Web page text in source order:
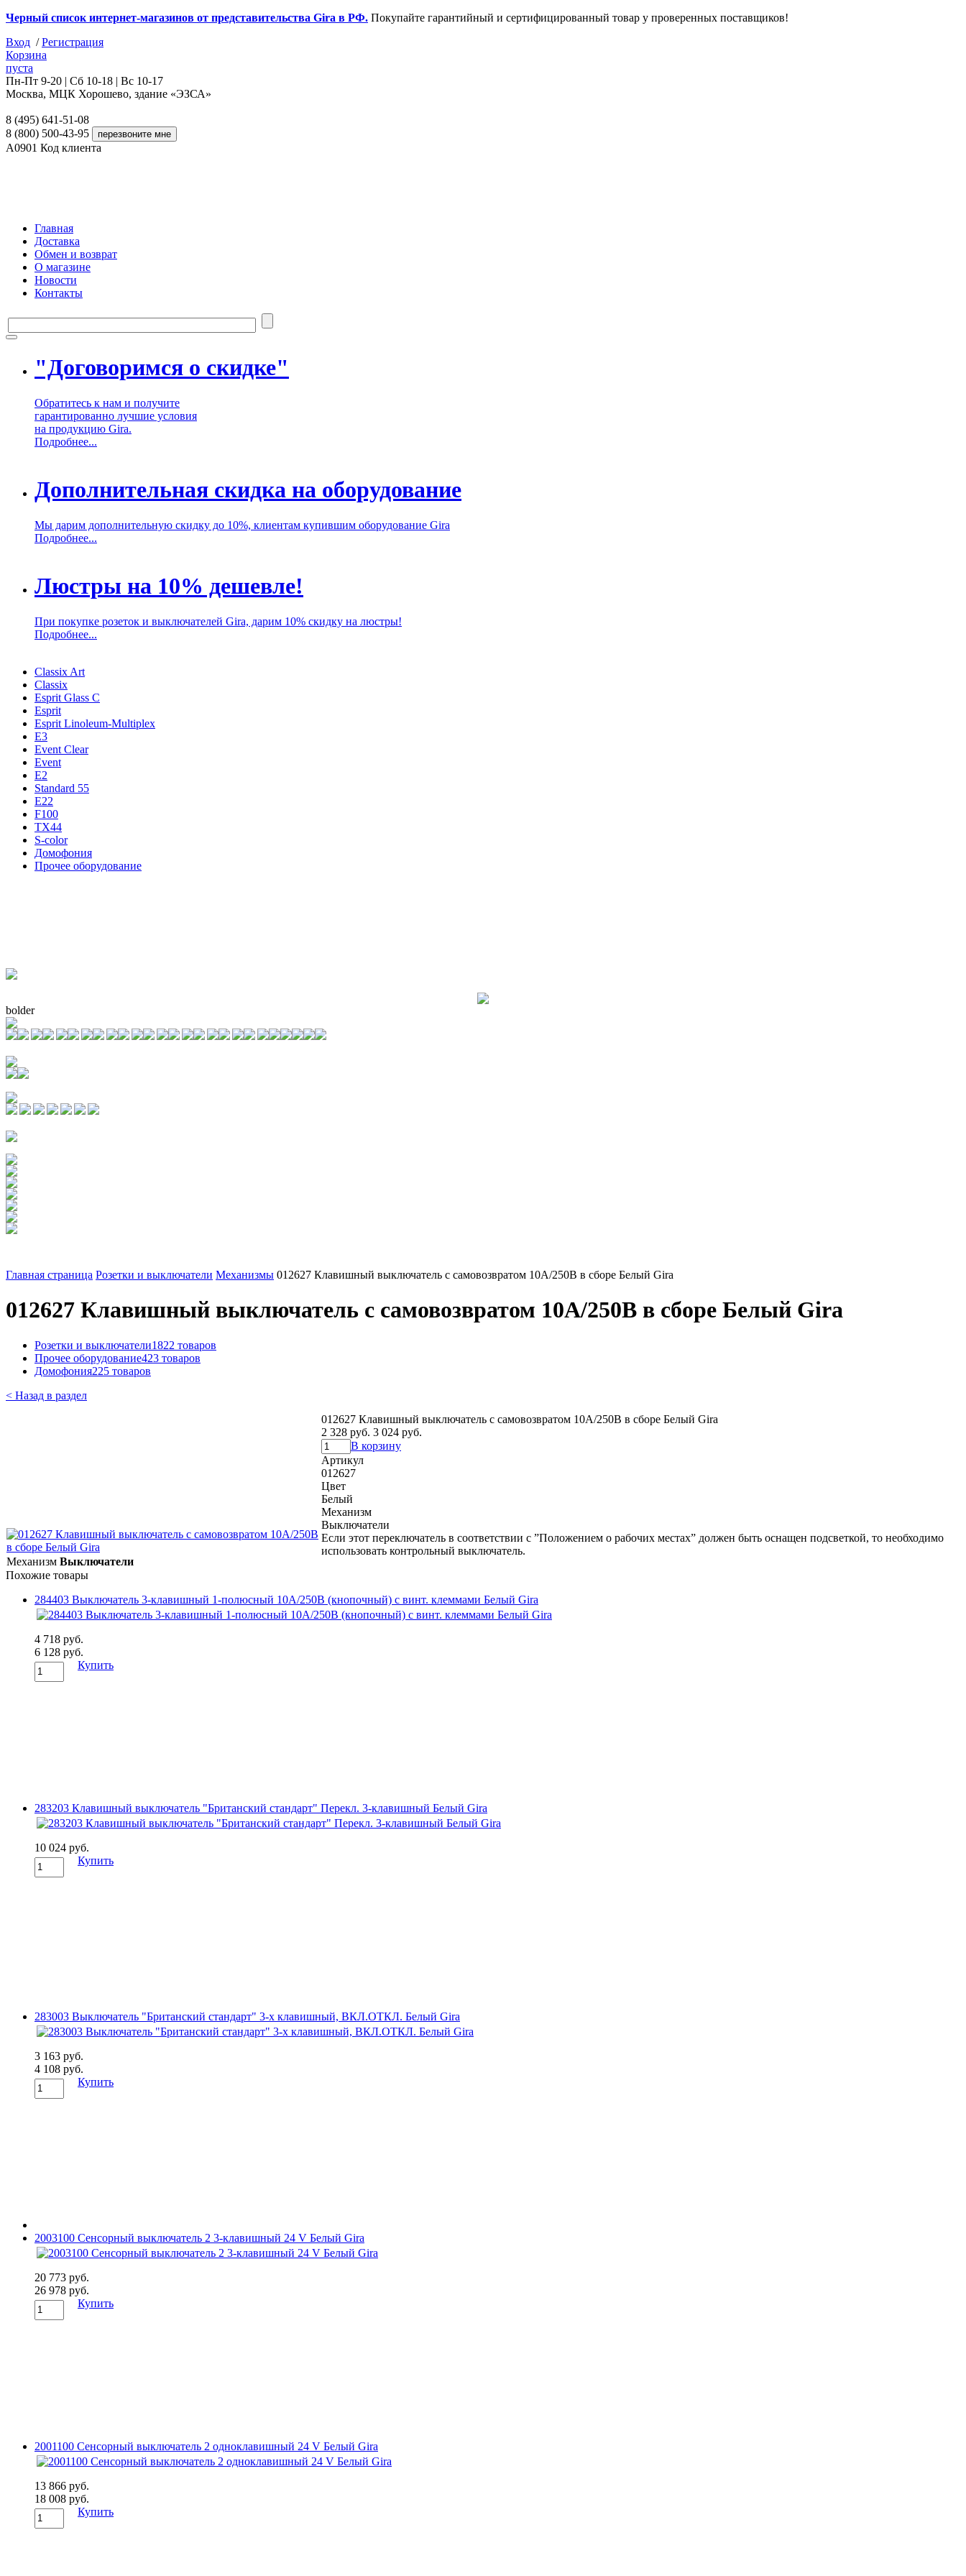
Черный список интернет-магазинов от представительства Gira в РФ. Покупайте гарантийный и сертифицированный товар у проверенных поставщиков!
Вход /Регистрация
Корзина
пуста
Пн-Пт 9-20 | Сб 10-18 | Вс 10-17
Москва, МЦК Хорошево, здание «ЭЗСА»
8 (495) 641-51-08
8 (800) 500-43-95
A0901 Код клиента
Главная
Доставка
Обмен и возврат
О магазине
Новости
Контакты
"Договоримся о скидке"
Обратитесь к нам и получите
гарантированно лучшие условия
на продукцию Gira.
Подробнее...
Дополнительная скидка на оборудование
Мы дарим дополнительную скидку до 10%, клиентам купившим оборудование Gira
Подробнее...
Люстры на 10% дешевле!
При покупке розеток и выключателей Gira, дарим 10% скидку на люстры!
Подробнее...
Classix Art
Classix
Esprit Glass C
Esprit
Esprit Linoleum-Multiplex
E3
Event Clear
Event
E2
Standard 55
E22
F100
TX44
S-color
Домофония
Прочее оборудование
bolder
Главная страница Розетки и выключатели Механизмы 012627 Клавишный выключатель с самовозвратом 10А/250В в сборе Белый Gira
012627 Клавишный выключатель с самовозвратом 10А/250В в сборе Белый Gira
Розетки и выключатели1822 товаров
Прочее оборудование423 товаров
Домофония225 товаров
< Назад в раздел
012627 Клавишный выключатель с самовозвратом 10А/250В в сборе Белый Gira
2 328 руб. 3 024 руб.
В корзину
Артикул
012627
Цвет
Белый
Механизм
Выключатели
Если этот переключатель в соответствии с ”Положением о рабочих местах” должен быть оснащен подсветкой, то необходимо
использовать контрольный выключатель.
Механизм Выключатели
Похожие товары
284403 Выключатель 3-клавишный 1-полюсный 10А/250В (кнопочный) с винт. клеммами Белый Gira
4 718 руб.
6 128 руб.
Купить
283203 Клавишный выключатель "Британский стандарт" Перекл. 3-клавишный Белый Gira
10 024 руб.
Купить
283003 Выключатель "Британский стандарт" 3-х клавишный, ВКЛ.ОТКЛ. Белый Gira
3 163 руб.
4 108 руб.
Купить
2003100 Сенсорный выключатель 2 3-клавишный 24 V Белый Gira
20 773 руб.
26 978 руб.
Купить
2001100 Сенсорный выключатель 2 одноклавишный 24 V Белый Gira
13 866 руб.
18 008 руб.
Купить